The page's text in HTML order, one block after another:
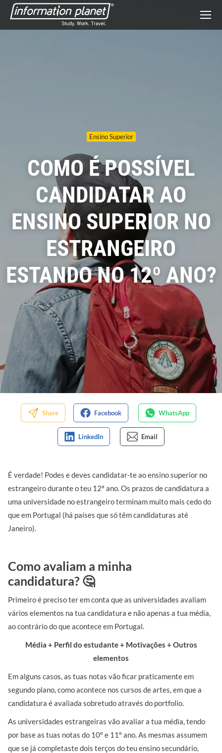
Ensino Superior
COMO É POSSÍVEL
CANDIDATAR AO
ENSINO SUPERIOR NO
ESTRANGEIRO
ESTANDO NO 12º ANO?
É verdade! Podes e deves candidatar-te ao ensino superior no
estrangeiro durante o teu 12º ano. Os prazos de candidatura a
uma universidade no estrangeiro terminam muito mais cedo do
que em Portugal (há países que só têm candidaturas até
Janeiro).
Como avaliam a minha
candidatura? 🤔
Primeiro é preciso ter em conta que as universidades avaliam
vários elementos na tua candidatura e não apenas a tua média,
ao contrário do que acontece em Portugal.
Média + Perfil do estudante + Motivações + Outros
elementos
Em alguns casos, as tuas notas vão ficar praticamente em
segundo plano, como acontece nos cursos de artes, em que a
candidatura é avaliada sobretudo através do portfolio.
‌As universidades estrangeiras vão avaliar a tua média, tendo
por base as tuas notas do 10º e 11º ano. As mesmas assumem
que se já completaste dois terços do teu ensino secundário,